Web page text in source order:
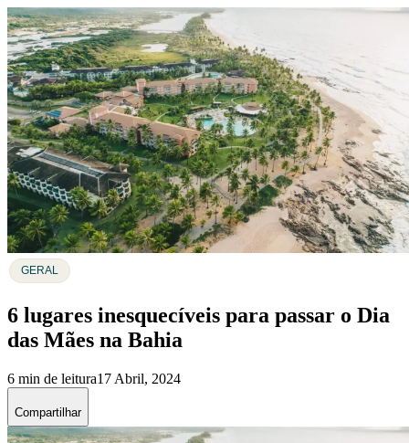
GERAL
6 lugares inesquecíveis para passar o Dia
das Mães na Bahia
6 min de leitura17 Abril, 2024
Compartilhar